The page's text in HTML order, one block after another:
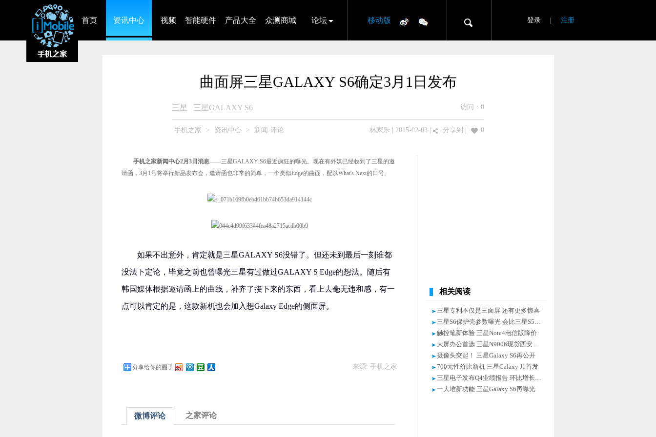
首页 资讯中心 视频 智能硬件 产品大全 众测商城 论坛 移动版 登录 注册
曲面屏三星GALAXY S6确定3月1日发布
三星 三星GALAXY S6 访问： 0
手机之家 > 资讯中心 > 新闻·评论 林家乐 | 2015-02-03 | 分享到 0
手机之家新闻中心2月3日消息——三星GALAXY S6最近疯狂的曝光。现在有外媒已经收到了三星的邀
请函，3月1号将举行新品发布会，邀请函也非常的简单，一个类似Edge的曲面，配以What's Next的口号。
如果不出意外，肯定就是三星GALAXY S6没错了。但还未到最后一刻谁都
没法下定论，毕竟之前也曾曝光三星有过做过GALAXY S Edge的想法。随后有
韩国媒体根据邀请函上的曲线，补齐了接下来的东西，看上去毫无违和感，有一
点可以肯定的是，这款新机也会加入想Galaxy Edge的侧面屏。
分享给你的圈子 来源: 手机之家
微博评论 之家评论
相关阅读
三星专利不仅是三面屏 还有更多惊喜
三星S6保护壳参数曝光 会比三星S5更薄
触控笔新体验 三星Note4电信版降价
大屏办公首选 三星N9006现货西安报价
摄像头突起！ 三星Galaxy S6再公开
700元性价比新机 三星Galaxy J1首发
三星电子发布Q4业绩报告 环比增长30%
一大堆新功能 三星Galaxy S6再曝光